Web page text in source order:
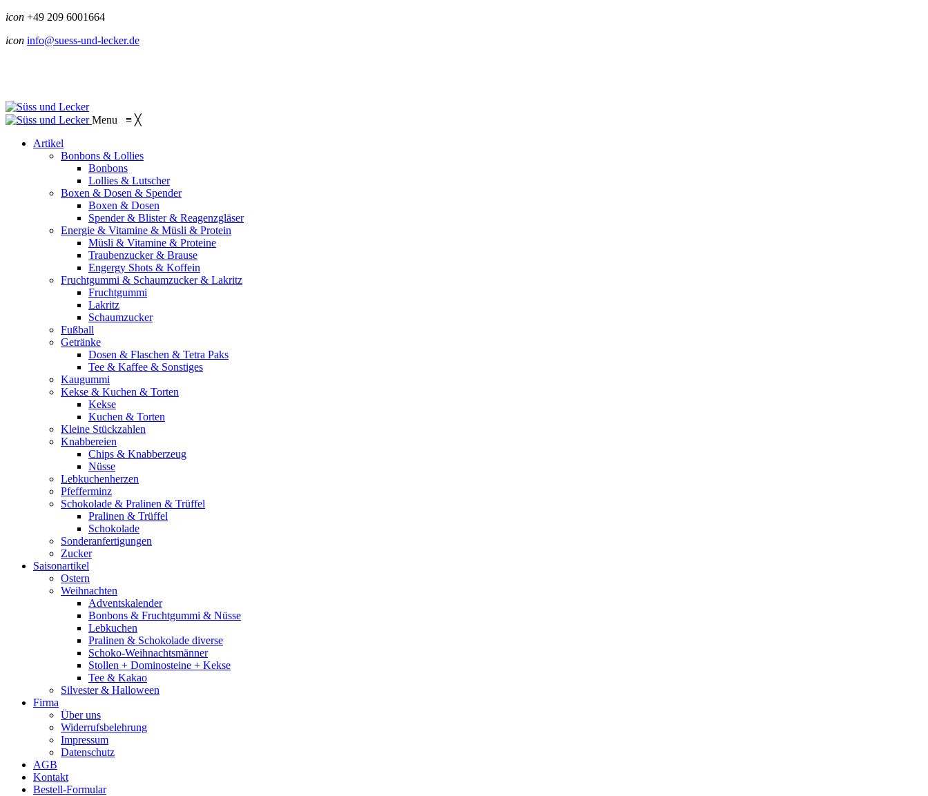
icon +49 209 6001664
icon info@suess-und-lecker.de
Menu ≡ ╳
Artikel
Bonbons & Lollies
Bonbons
Lollies & Lutscher
Boxen & Dosen & Spender
Boxen & Dosen
Spender & Blister & Reagenzgläser
Energie & Vitamine & Müsli & Protein
Müsli & Vitamine & Proteine
Traubenzucker & Brause
Engergy Shots & Koffein
Fruchtgummi & Schaumzucker & Lakritz
Fruchtgummi
Lakritz
Schaumzucker
Fußball
Getränke
Dosen & Flaschen & Tetra Paks
Tee & Kaffee & Sonstiges
Kaugummi
Kekse & Kuchen & Torten
Kekse
Kuchen & Torten
Kleine Stückzahlen
Knabbereien
Chips & Knabberzeug
Nüsse
Lebkuchenherzen
Pfefferminz
Schokolade & Pralinen & Trüffel
Pralinen & Trüffel
Schokolade
Sonderanfertigungen
Zucker
Saisonartikel
Ostern
Weihnachten
Adventskalender
Bonbons & Fruchtgummi & Nüsse
Lebkuchen
Pralinen & Schokolade diverse
Schoko-Weihnachtsmänner
Stollen + Dominosteine + Kekse
Tee & Kakao
Silvester & Halloween
Firma
Über uns
Widerrufsbelehrung
Impressum
Datenschutz
AGB
Kontakt
Bestell-Formular